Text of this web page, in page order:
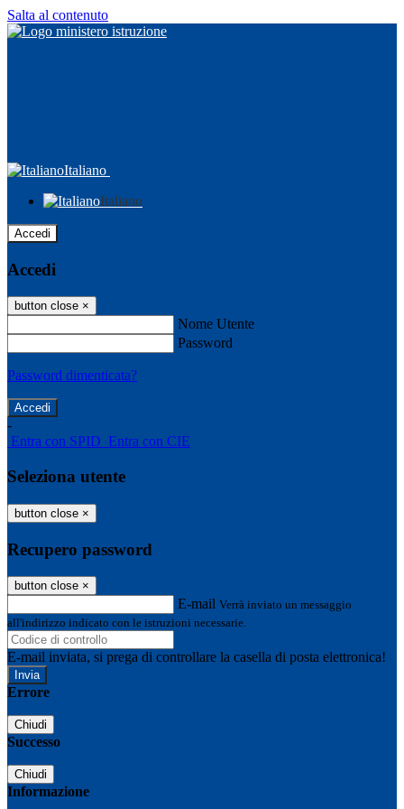
Salta al contenuto
Italiano
Italiano
Accedi
Accedi
button close ×
Nome Utente
Password
Password dimenticata?
-
Entra con SPID Entra con CIE
Seleziona utente
button close ×
Recupero password
button close ×
E-mail Verrà inviato un messaggio
all'indirizzo indicato con le istruzioni necessarie.
E-mail inviata, si prega di controllare la casella di posta elettronica!
Errore
Chiudi
Successo
Chiudi
Informazione